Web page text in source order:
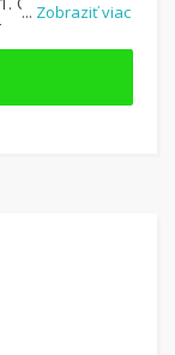
... Zobraziť viac
drevotriesky,
kupón z